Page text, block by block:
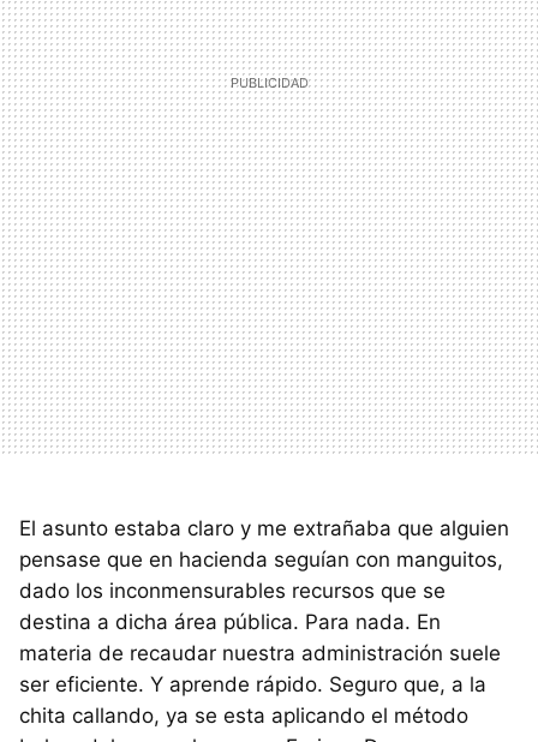
El asunto estaba claro y me extrañaba que alguien
pensase que en hacienda seguían con manguitos,
dado los inconmensurables recursos que se
destina a dicha área pública. Para nada. En
materia de recaudar nuestra administración suele
ser eficiente. Y aprende rápido. Seguro que, a la
chita callando, ya se esta aplicando el método